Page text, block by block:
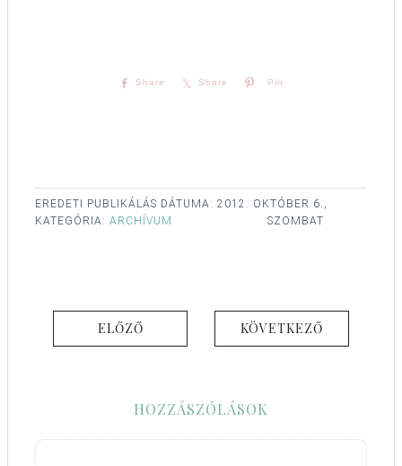
Share Share Pin
EREDETI PUBLIKÁLÁS DÁTUMA: 2012. OKTÓBER 6.,
SZOMBAT
KATEGÓRIA: ARCHÍVUM
ELŐZŐ KÖVETKEZŐ
HOZZÁSZÓLÁSOK